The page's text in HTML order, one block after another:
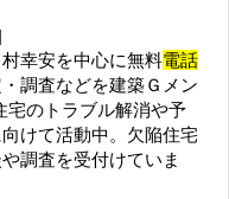
幸安を中心に無料電話
調査などを建築Ｇメン
宅のトラブル解消や予
けて活動中。欠陥住宅
調査を受付けていま